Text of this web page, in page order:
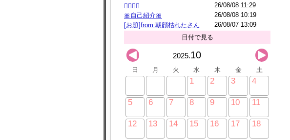
🙇‍♀️🙇‍♀️
26/08/08 11:29
🎀自己紹介🎀
26/08/08 10:19
[お題]from:朝顔枯れたさん
26/08/07 13:09
日付で見る
2025.10
日 月 火 水 木 金 土
1 2 3 4
5 6 7 8 9 10 11
12 13 14 15 16 17 18